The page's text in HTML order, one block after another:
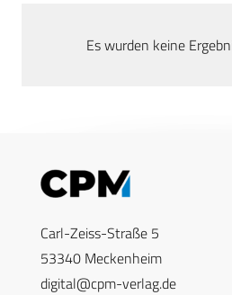
Es wurden keine
Carl-Zeiss-Straße 5
53340 Meckenheim
digital@cpm-verlag.de